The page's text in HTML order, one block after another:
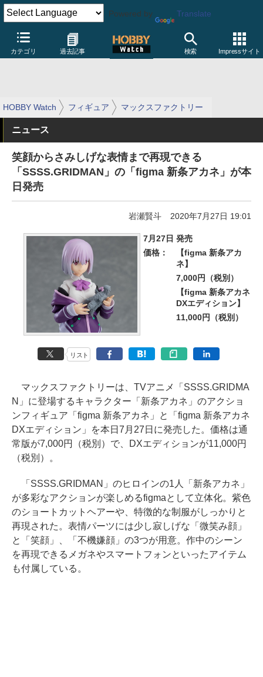
Powered by Translate
カテゴリ 過去記事 検索 Impressサイト
HOBBY Watch フィギュア マックスファクトリー
ニュース
笑顔からさみしげな表情まで再現できる
「SSSS.GRIDMAN」の「figma 新条アカネ」が本
日発売
岩瀬賢斗 2020年7月27日 19:01
7月27日 発売
価格：
【figma 新条アカ
ネ】
7,000円（税別）
【figma 新条アカネ
DXエディション】
11,000円（税別）
リスト
マックスファクトリーは、TVアニメ「SSSS.GRIDMA
N」に登場するキャラクター「新条アカネ」のアクショ
ンフィギュア「figma 新条アカネ」と「figma 新条アカネ
DXエディション」を本日7月27日に発売した。価格は通
常版が7,000円（税別）で、DXエディションが11,000円
（税別）。
「SSSS.GRIDMAN」のヒロインの1人「新条アカネ」
が多彩なアクションが楽しめるfigmaとして立体化。紫色
のショートカットヘアーや、特徴的な制服がしっかりと
再現された。表情パーツには少し寂しげな「微笑み顔」
と「笑顔」、「不機嫌顔」の3つが用意。作中のシーン
を再現できるメガネやスマートフォンといったアイテム
も付属している。